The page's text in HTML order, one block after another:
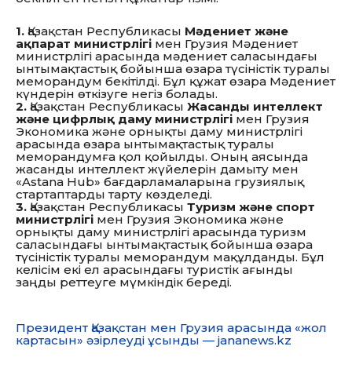
1. Қазақстан Республикасы Мәдениет және
ақпарат министрлігі мен Грузия Мәдениет
министрлігі арасында мәдениет саласындағы
ынтымақтастық бойынша өзара түсіністік туралы
меморандум бекітілді. Бұл құжат өзара Мәдениет
күндерін өткізуге негіз болады.
2. Қазақстан Республикасы Жасанды интеллект
және цифрлық даму министрлігі мен Грузия
Экономика және орнықты даму министрлігі
арасында өзара ынтымақтастық туралы
меморандумға қол қойылды. Оның аясында
жасанды интеллект жүйелерін дамыту мен
«Astana Hub» бағдарламаларына грузиялық
стартаптарды тарту көзделеді.
3. Қазақстан Республикасы Туризм және спорт
министрлігі мен Грузия Экономика және
орнықты даму министрлігі арасында туризм
саласындағы ынтымақтастық бойынша өзара
түсіністік туралы меморандум мақұлданды. Бұл
келісім екі ел арасындағы туристік ағынды
заңды реттеуге мүмкіндік береді.
Президент Қазақстан мен Грузия арасында «жол
картасын» әзірлеуді ұсынды — jananews.kz